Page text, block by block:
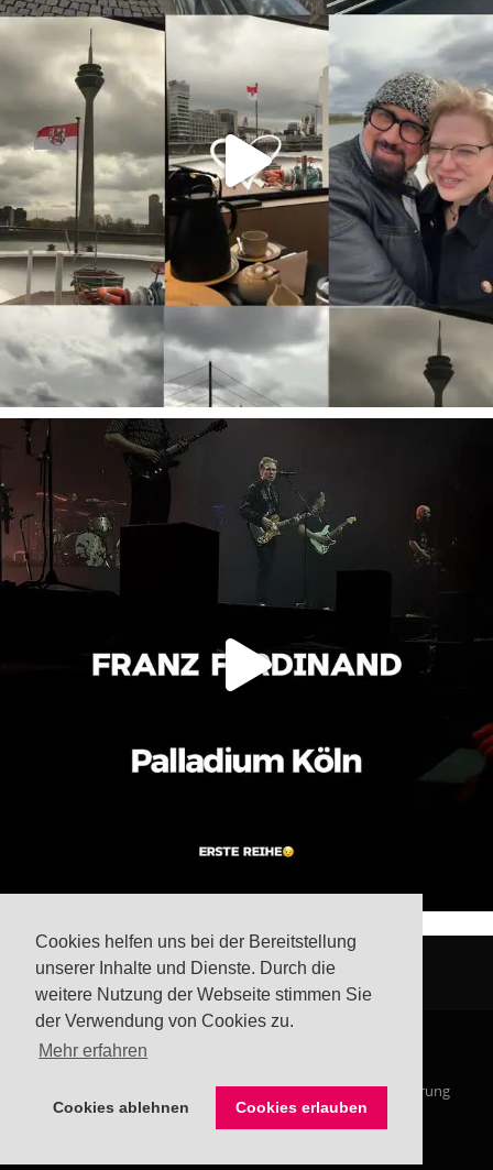
Cookies helfen uns bei der Bereitstellung
unserer Inhalte und Dienste. Durch die
weitere Nutzung der Webseite stimmen Sie
der Verwendung von Cookies zu.
Mehr erfahren
Cookies ablehnen Cookies erlauben
Impressum Datenschutzerklärung